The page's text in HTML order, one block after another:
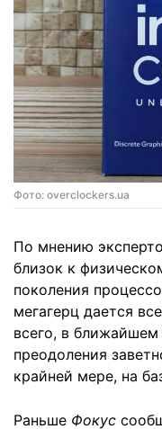
Фото: overclockers.ua
По мнению
близок к
поколения
мегагерц дается
всего, в
преодоления
крайней мере, на
Раньше Фокус